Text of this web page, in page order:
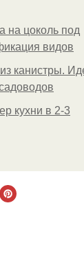
на цоколь под
видов
канистры.
кухни в 2-3